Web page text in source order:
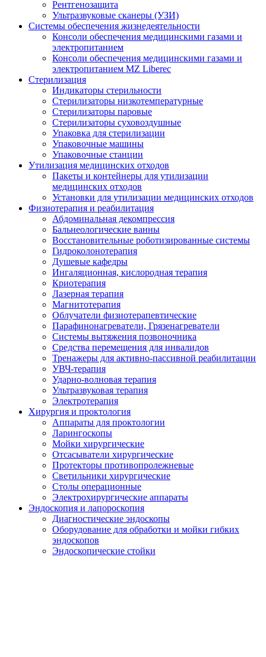
Рентгенозащита
Ультразвуковые сканеры (УЗИ)
Системы обеспечения жизнедеятельности
Консоли обеспечения медицинскими газами и
электропитанием
Консоли обеспечения медицинскими газами и
электропитанием MZ Liberec
Стерилизация
Индикаторы стерильности
Стерилизаторы низкотемпературные
Стерилизаторы паровые
Стерилизаторы суховоздушные
Упаковка для стерилизации
Упаковочные машины
Упаковочные станции
Утилизация медицинских отходов
Пакеты и контейнеры для утилизации
медицинских отходов
Установки для утилизации медицинских отходов
Физиотерапия и реабилитация
Абдоминальная декомпрессия
Бальнеологические ванны
Восстановительные роботизированные системы
Гидроколонотерапия
Душевые кафедры
Ингаляционная, кислородная терапия
Криотерапия
Лазерная терапия
Магнитотерапия
Облучатели физиотерапевтические
Парафинонагреватели, Грязенагреватели
Системы вытяжения позвоночника
Средства перемещения для инвалидов
Тренажеры для активно-пассивной реабилитации
УВЧ-терапия
Ударно-волновая терапия
Ультразвуковая терапия
Электротерапия
Хирургия и проктология
Аппараты для проктологии
Ларингоскопы
Мойки хирургические
Отсасыватели хирургические
Протекторы противопролежневые
Светильники хирургические
Столы операционные
Электрохирургические аппараты
Эндоскопия и лапороскопия
Диагностические эндоскопы
Оборудование для обработки и мойки гибких
эндоскопов
Эндоскопические стойки